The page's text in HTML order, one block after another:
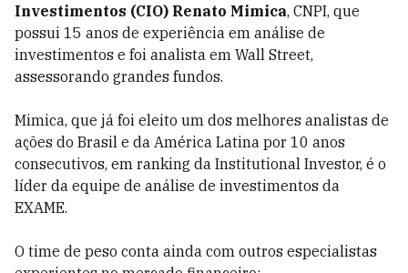
Investimentos (CIO) Renato Mimica, CNPI, que
possui 15 anos de experiência em análise de
investimentos e foi analista em Wall Street,
assessorando grandes fundos.
Mimica, que já foi eleito um dos melhores analistas de
ações do Brasil e da América Latina por 10 anos
consecutivos, em ranking da Institutional Investor, é o
líder da equipe de análise de investimentos da
EXAME.
O time de peso conta ainda com outros especialistas